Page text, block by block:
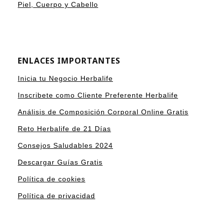
Piel, Cuerpo y Cabello
ENLACES IMPORTANTES
Inicia tu Negocio Herbalife
Inscribete como Cliente Preferente Herbalife
Análisis de Composición Corporal Online Gratis
Reto Herbalife de 21 Días
Consejos Saludables 2024
Descargar Guías Gratis
Política de cookies
Política de privacidad